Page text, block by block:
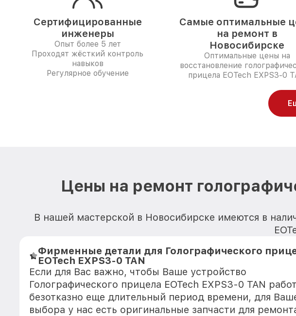
Сертифицированные
инженеры
Опыт более 5 лет
Проходят жёсткий контроль
навыков
Регулярное обучение
Самые оптимальные
на ремонт в
Новосибирске
Оптимальные цены на
восстановление
прицела EOTech EXPS3-0
Цены на ремонт
В нашей мастерской в Новосибирске имеются в
Фирменные детали для Голографического
EOTech EXPS3-0 TAN
Если для Вас важно, чтобы Ваше устройство
Голографического прицела EOTech EXPS3-0 TAN
безотказно еще длительный период времени, для
выбора у нас есть оригинальные запчасти для